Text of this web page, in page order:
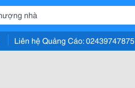
Liên hệ Quảng Cáo: 02439747875